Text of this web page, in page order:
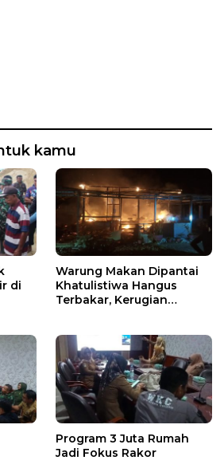
kamu
di
Warung Makan Dipantai
Khatulistiwa Hangus
Terbakar, Kerugian
Program 3 Juta Rumah
Jadi Fokus Rakor